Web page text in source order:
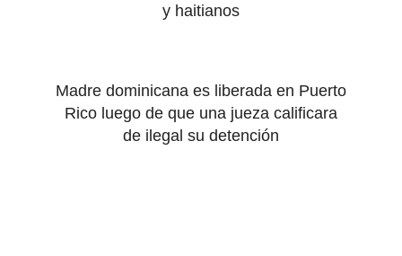
y haitianos
Madre dominicana es liberada en Puerto
Rico luego de que una jueza calificara
de ilegal su detención